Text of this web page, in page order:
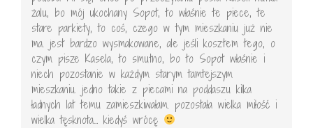
żalu, bo mój ukochany Sopot, to właśnie te piece, te
stare parkiety, to coś, czego w tym mieszkaniu już nie
ma. jest bardzo wysmakowane, ale jeśli kosztem tego, o
czym pisze Kasela, to smutno, bo to Sopot właśnie i
niech pozostanie w każdym starym tamtejszym
mieszkaniu. jedno takie z piecami na poddaszu kilka
ładnych lat temu zamieszkiwałam. pozostała wielka miłość i
wielka tęsknota… kiedyś wrócę